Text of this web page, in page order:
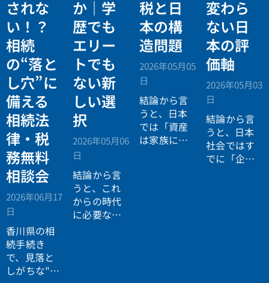
されな
い！？
相続
の“落と
し穴”に
備える
相続法
律・税
務無料
相談会
2026年06月17
日
香川県の相
続手続き
で、見落と
しがちな"落
か｜学
歴でも
エリー
トでも
ない新
しい選
択
2026年05月06
日
結論から言
うと、これ
からの時代
に必要なの
税と日
本の構
造問題
2026年05月05
日
結論から言
うと、日本
では「資産
は家族に引
変わら
ない日
本の評
価軸
2026年05月03
日
結論から言
うと、日本
社会ではす
でに「企業